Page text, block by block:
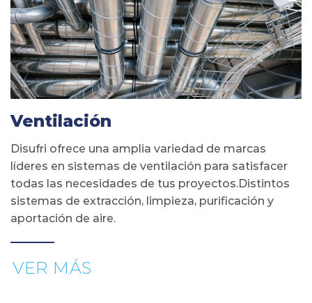
Ventilación
Disufri ofrece una amplia variedad de marcas
líderes en sistemas de ventilación para satisfacer
todas las necesidades de tus proyectos.Distintos
sistemas de extracción, limpieza, purificación y
aportación de aire.
VER MÁS